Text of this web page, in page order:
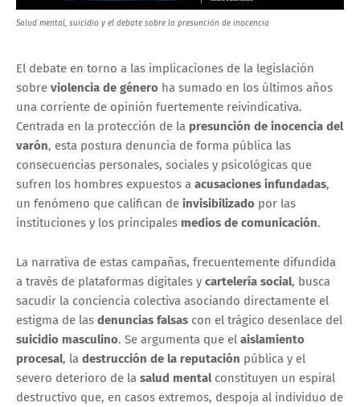
Salud mental, suicidio y el debate sobre la presunción de inocencia
El debate en torno a las implicaciones de la legislación
sobre violencia de género ha sumado en los últimos años
una corriente de opinión fuertemente reivindicativa.
Centrada en la protección de la presunción de inocencia del
varón, esta postura denuncia de forma pública las
consecuencias personales, sociales y psicológicas que
sufren los hombres expuestos a acusaciones infundadas,
un fenómeno que califican de invisibilizado por las
instituciones y los principales medios de comunicación.
La narrativa de estas campañas, frecuentemente difundida
a través de plataformas digitales y cartelería social, busca
sacudir la conciencia colectiva asociando directamente el
estigma de las denuncias falsas con el trágico desenlace del
suicidio masculino. Se argumenta que el aislamiento
procesal, la destrucción de la reputación pública y el
severo deterioro de la salud mentalconstituyen un espiral
destructivo que, en casos extremos, despoja al individuo de